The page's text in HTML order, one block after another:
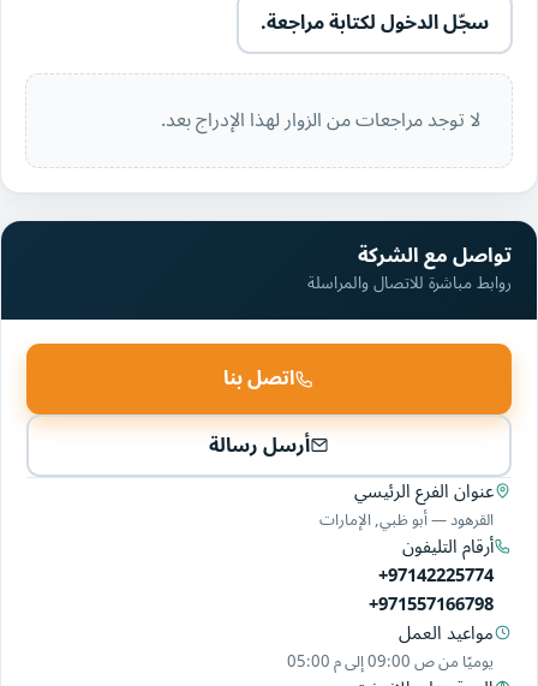
سجّل الدخول لكتابة مراجعة.
لا توجد مراجعات من الزوار لهذا الإدراج بعد.
تواصل مع الشركة
روابط مباشرة للاتصال والمراسلة
اتصل بنا
أرسل رسالة
عنوان الفرع الرئيسي
القرهود‎ — أبو ظبي, الإمارات
أرقام التليفون
+97142225774
+971557166798
مواعيد العمل
يوميًا من09:00 ص إلى05:00 م